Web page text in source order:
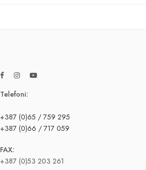
Telefoni:
+387 (0)65 / 759 295
+387 (0)66 / 717 059
FAX:
+387 (0)53 203 261